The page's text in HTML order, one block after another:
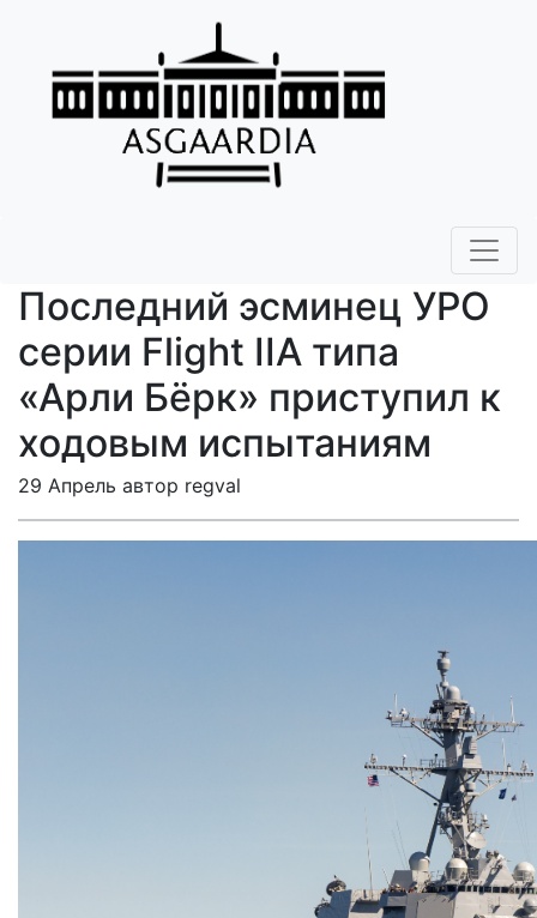
Последний эсминец УРО
серии Flight IIA типа
«Арли Бёрк» приступил к
ходовым испытаниям
29 Апрель автор regval